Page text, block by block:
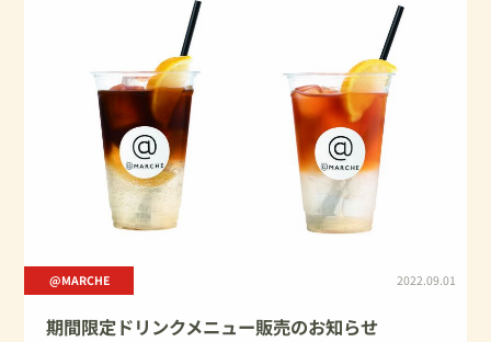
@MARCHE 2022.09.01
期間限定ドリンクメニュー販売のお知らせ